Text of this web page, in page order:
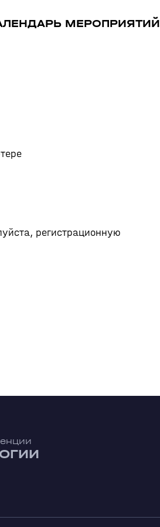
МЕРОПРИЯТИЙ
регистрационную